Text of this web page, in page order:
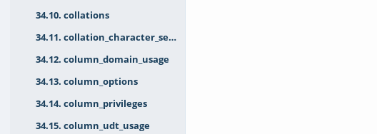
34.10. collations
34.11. collation_character_set_applicability
34.12. column_domain_usage
34.13. column_options
34.14. column_privileges
34.15. column_udt_usage